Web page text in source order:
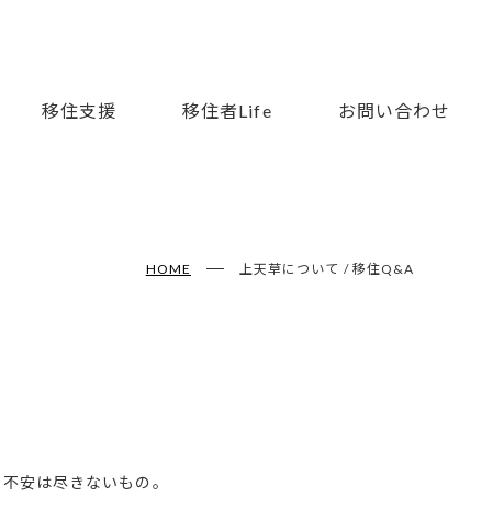
移住支援 移住者Life お問い合わせ
HOME 上天草について / 移住Q&A
安は尽きないもの。